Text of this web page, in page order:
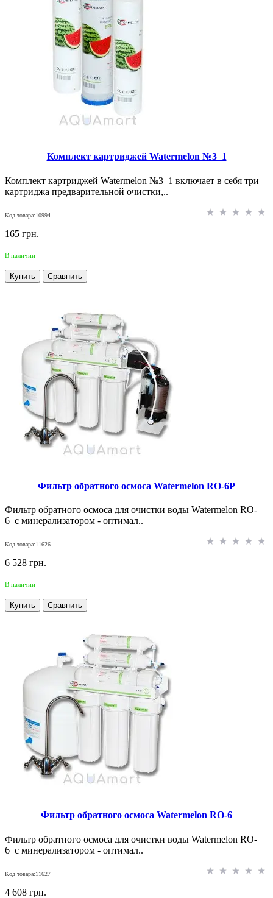
Комплект картриджей Watermelon №3_1
Комплект картриджей Watermelon №3_1 включает в себя три
картриджа предварительной очистки,..
Код товара:10994
165 грн.
В наличии
Купить Сравнить
Фильтр обратного осмоса Watermelon RO-6P
Фильтр обратного осмоса для очистки воды Watermelon RO-
6 с минерализатором - оптимал..
Код товара:11626
6 528 грн.
В наличии
Купить Сравнить
Фильтр обратного осмоса Watermelon RO-6
Фильтр обратного осмоса для очистки воды Watermelon RO-
6 с минерализатором - оптимал..
Код товара:11627
4 608 грн.